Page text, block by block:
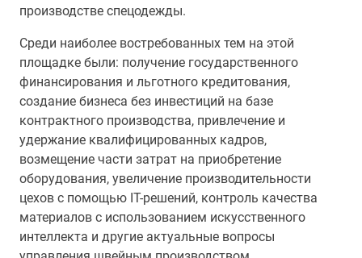
производстве спецодежды.
Среди наиболее востребованных тем на этой
площадке были: получение государственного
финансирования и льготного кредитования,
создание бизнеса без инвестиций на базе
контрактного производства, привлечение и
удержание квалифицированных кадров,
возмещение части затрат на приобретение
оборудования, увеличение производительности
цехов с помощью IT-решений, контроль качества
материалов с использованием искусственного
интеллекта и другие актуальные вопросы